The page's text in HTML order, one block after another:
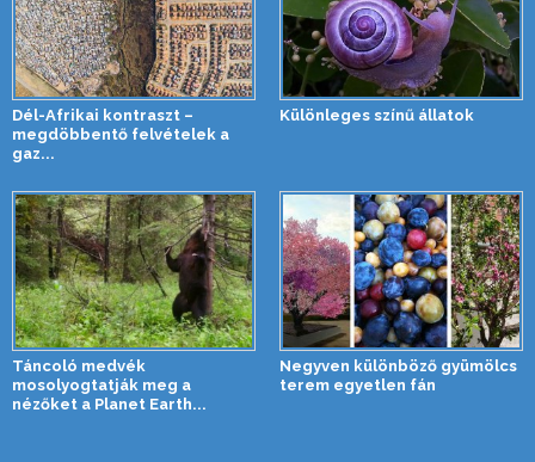
Dél-Afrikai kontraszt –
megdöbbentő felvételek a
gaz...
Különleges színű állatok
Táncoló medvék
mosolyogtatják meg a
nézőket a Planet Earth...
Negyven különböző gyümölcs
terem egyetlen fán